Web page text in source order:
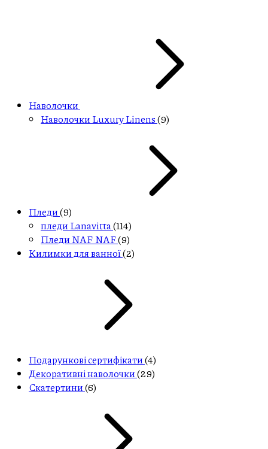
Наволочки
Наволочки Luxury Linens(9)
Пледи(9)
пледи Lanavitta (114)
Пледи NAF NAF(9)
Килимки для ванної(2)
Подарункові сертифікати(4)
Декоративні наволочки(29)
Скатертини(6)